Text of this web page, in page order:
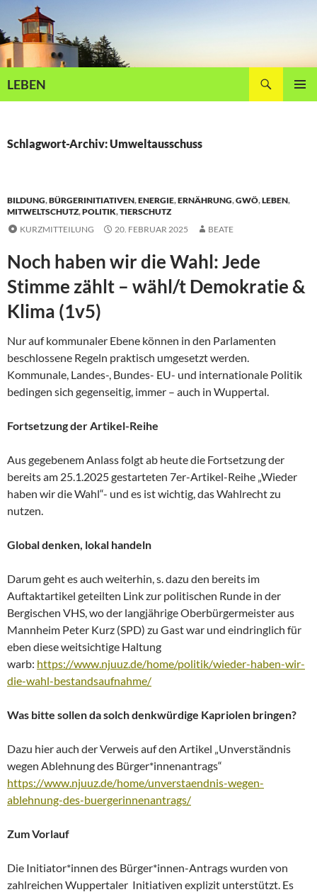
Inhalt
springen
LEBEN
Schlagwort-Archiv: Umweltausschuss
BILDUNG,BÜRGERINITIATIVEN,ENERGIE,ERNÄHRUNG,GWÖ,LEBEN,
MITWELTSCHUTZ,POLITIK,TIERSCHUTZ
KURZMITTEILUNG
20. FEBRUAR 2025 BEATE
Noch haben wir die Wahl: Jede
Stimme zählt – wähl/t Demokratie &
Klima (1v5)
Nur auf kommunaler Ebene können in den Parlamenten
beschlossene Regeln praktisch umgesetzt werden.
Kommunale, Landes-, Bundes- EU- und internationale Politik
bedingen sich gegenseitig, immer – auch in Wuppertal.
Fortsetzung der Artikel-Reihe
Aus gegebenem Anlass folgt ab heute die Fortsetzung der
bereits am 25.1.2025 gestarteten 7er-Artikel-Reihe „Wieder
haben wir die Wahl“- und es ist wichtig, das Wahlrecht zu
nutzen.
Global denken, lokal handeln
Darum geht es auch weiterhin, s. dazu den bereits im
Auftaktartikel geteilten Link zur politischen Runde in der
Bergischen VHS, wo der langjährige Oberbürgermeister aus
Mannheim Peter Kurz (SPD) zu Gast war und eindringlich für
eben diese weitsichtige Haltung
warb: https://www.njuuz.de/home/politik/wieder-haben-wir-
die-wahl-bestandsaufnahme/
Was bitte sollen da solch denkwürdige Kapriolen bringen?
Dazu hier auch der Verweis auf den Artikel „Unverständnis
wegen Ablehnung des Bürger*innenantrags“
https://www.njuuz.de/home/unverstaendnis-wegen-
ablehnung-des-buergerinnenantrags/
Zum Vorlauf
Die Initiator*innen des Bürger*innen-Antrags wurden von
zahlreichen Wuppertaler Initiativen explizit unterstützt. Es